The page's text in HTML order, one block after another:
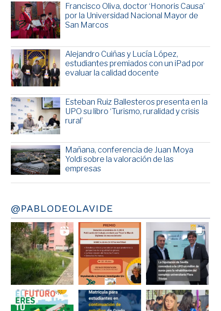
Francisco Oliva, doctor ‘Honoris Causa’
por la Universidad Nacional Mayor de
San Marcos
Alejandro Cuiñas y Lucía López,
estudiantes premiados con un iPad por
evaluar la calidad docente
Esteban Ruiz Ballesteros presenta en la
UPO su libro ‘Turismo, ruralidad y crisis
rural’
Mañana, conferencia de Juan Moya
Yoldi sobre la valoración de las
empresas
@PABLODEOLAVIDE